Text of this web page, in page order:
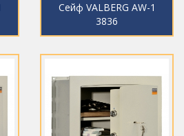
Сейф VALBERG AW-1
3836